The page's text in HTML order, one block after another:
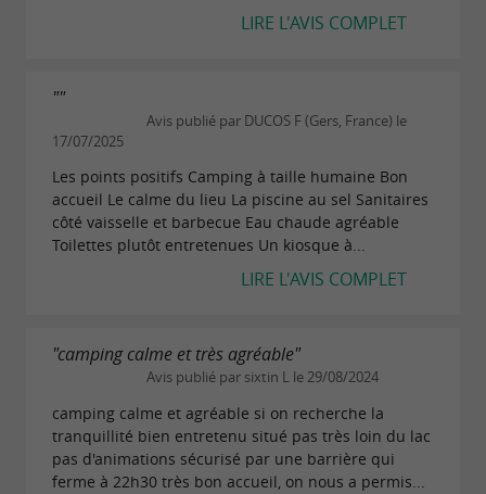
LIRE L'AVIS COMPLET
""
Avis publié par DUCOS F (Gers, France) le
17/07/2025
Les points positifs Camping à taille humaine Bon
accueil Le calme du lieu La piscine au sel Sanitaires
côté vaisselle et barbecue Eau chaude agréable
Toilettes plutôt entretenues Un kiosque à...
LIRE L'AVIS COMPLET
"camping calme et très agréable"
Avis publié par sixtin L le 29/08/2024
camping calme et agréable si on recherche la
tranquillité bien entretenu situé pas très loin du lac
pas d'animations sécurisé par une barrière qui
ferme à 22h30 très bon accueil, on nous a permis...